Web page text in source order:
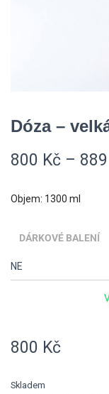
Dóza –
800 Kč – 889
Objem: 1300 ml
DÁRKOVÉ BALENÍ
800 Kč
Skladem